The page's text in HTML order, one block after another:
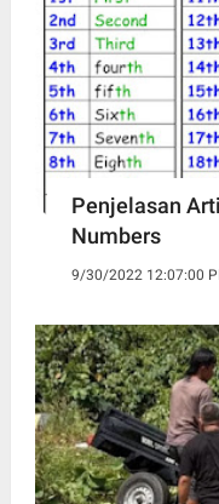
Penjelasan
Numbers
9/30/2022 12:07:00